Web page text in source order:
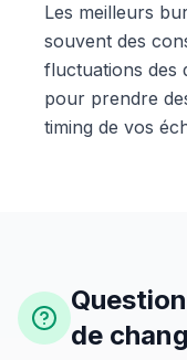
Les meilleurs
souvent des
fluctuations des
pour prendre
timing de vos
de